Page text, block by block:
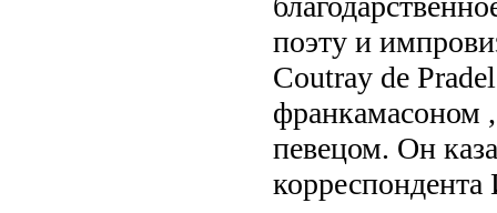
поэту и
Coutray de
франкамасоном
певецом. Он
корреспондента